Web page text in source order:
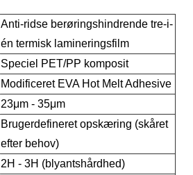
Anti-ridse berøringshindrende tre-i-
én termisk lamineringsfilm
Speciel PET/PP komposit
Modificeret EVA Hot Melt Adhesive
23μm - 35μm
Brugerdefineret opskæring (skåret
efter behov)
2H - 3H (blyantshårdhed)